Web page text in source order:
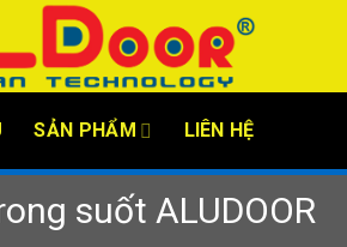
SẢN PHẨM LIÊN HỆ
suốt ALUDOOR